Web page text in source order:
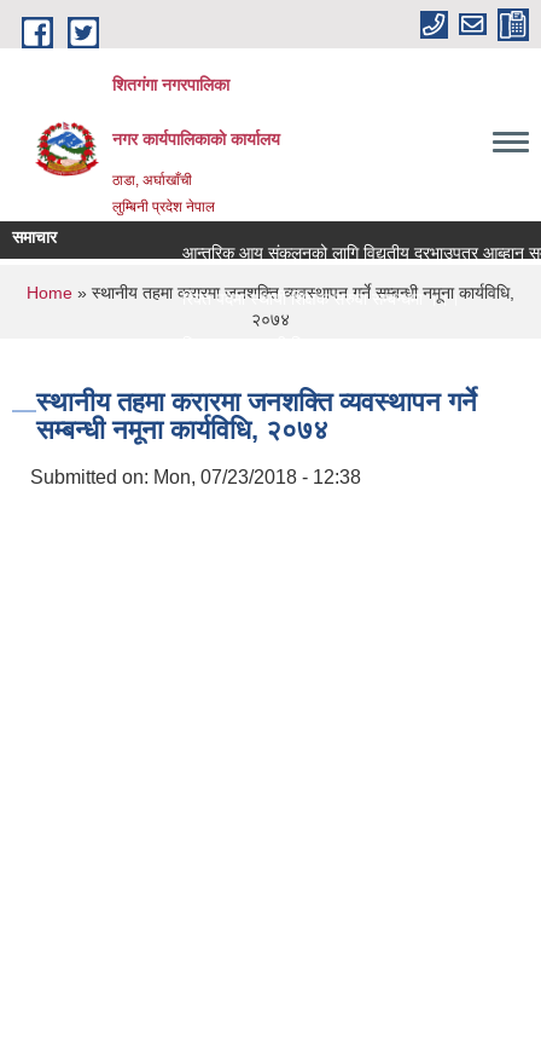
Skip to main content
शितगंगा नगरपालिका
नगर कार्यपालिकाकाे कार्यालय
ठाडा, अर्घाखाँची
लुम्बिनी प्रदेश नेपाल
समाचार
आन्तरिक आय संकलनको लागि विद्युतीय दरभाउपत्र आब्हान
रिक्त पदमा स्थायी शिक्षक सरुवा सम्बन्धमा ।।।
You are here
Home » स्थानीय तहमा करारमा जनशक्ति व्यवस्थापन गर्ने सम्बन्धी नमूना कार्यविधि,
२०७४
स्थानीय तहमा करारमा जनशक्ति व्यवस्थापन गर्ने
सम्बन्धी नमूना कार्यविधि, २०७४
Submitted on: Mon, 07/23/2018 - 12:38